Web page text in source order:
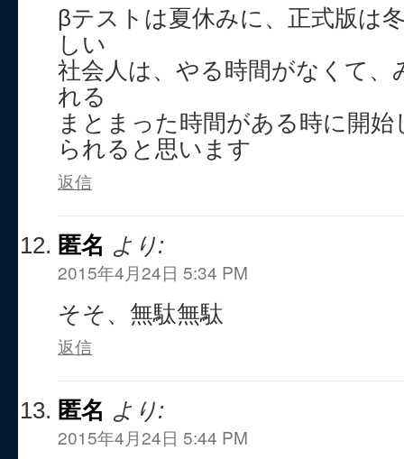
βテストは夏休みに、正式版は
しい
社会人は、やる時間がなくて
れる
まとまった時間がある時に開
られると思います
返信
匿名 より:
2015年4月24日 5:34 PM
そそ、無駄無駄
返信
匿名 より:
2015年4月24日 5:44 PM